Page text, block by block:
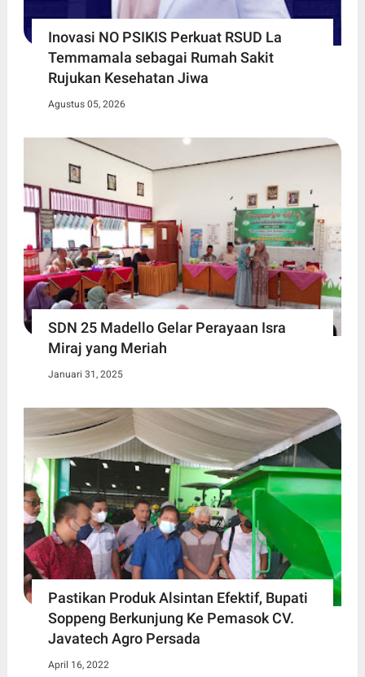
Inovasi NO PSIKIS Perkuat RSUD La
Temmamala sebagai Rumah Sakit
Rujukan Kesehatan Jiwa
Agustus 05, 2026
SDN 25 Madello Gelar Perayaan Isra
Miraj yang Meriah
Januari 31, 2025
Pastikan Produk Alsintan Efektif, Bupati
Soppeng Berkunjung Ke Pemasok CV.
Javatech Agro Persada
April 16, 2022